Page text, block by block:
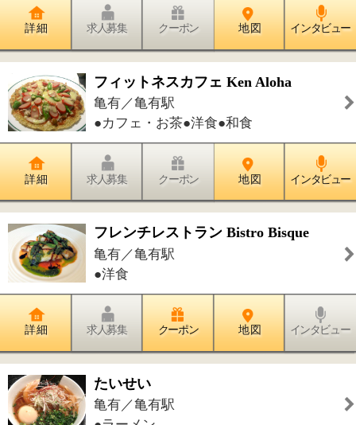
江戸川区時間 江東区時間 墨田区時間
表示： PC | モバイル
© 2013 art blue Inc.